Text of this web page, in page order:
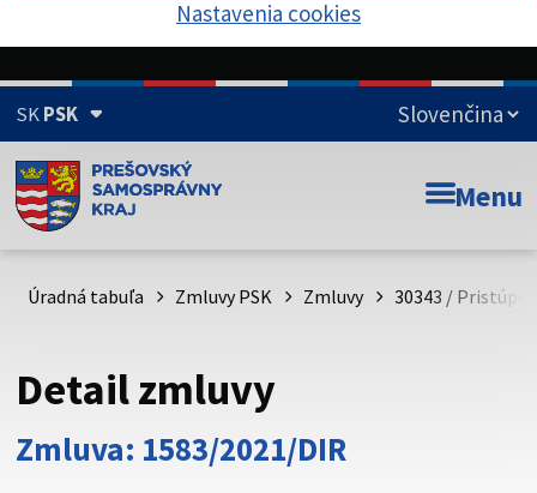
Nastavenia cookies
SKPSK
Doména psk.sk je oficiálna
Toto je oficiálna webová stránka Prešovského
psk.sk.
Buďte pozorní a vždy sa uistite, že zdieľate informácie iba
cez zabezpečenú webovú stránku. Zabezpečená stránka
vždy začína https:// pred názvom domény webového sídla.
Menu
Úradná tabuľa Zmluvy PSK Zmluvy 30343 /
Detail zmluvy
Zmluva: 1583/2021/DIR